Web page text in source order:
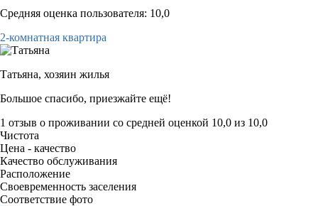
Средняя оценка пользователя: 10,0
2-комнатная квартира
Татьяна, хозяин жилья
Большое спасибо, приезжайте ещё!
1 отзыв о проживании со средней оценкой 10,0 из 10,0
Чистота
Цена - качество
Качество обслуживания
Расположение
Своевременность заселения
Соответствие фото